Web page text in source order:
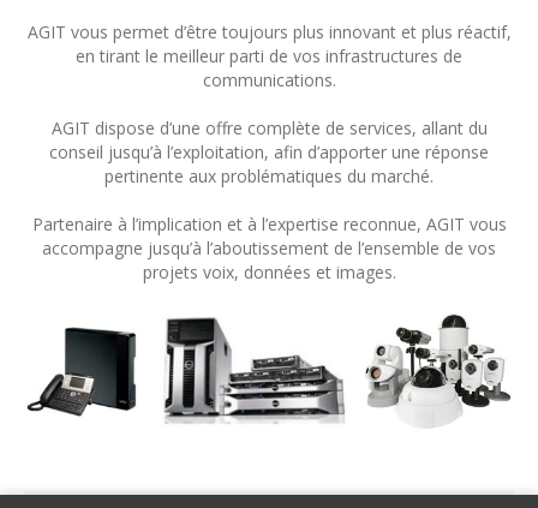
AGIT vous permet d’être toujours plus innovant et plus réactif,
en tirant le meilleur parti de vos infrastructures de
communications.
AGIT dispose d’une offre complète de services, allant du
conseil jusqu’à l’exploitation, afin d’apporter une réponse
pertinente aux problématiques du marché.
Partenaire à l’implication et à l’expertise reconnue, AGIT vous
accompagne jusqu’à l’aboutissement de l’ensemble de vos
projets voix, données et images.